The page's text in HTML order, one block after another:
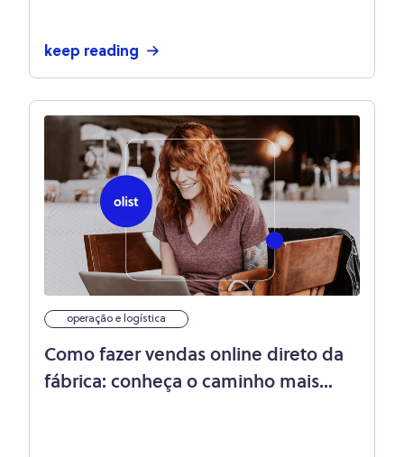
keep reading
operação e logística
Como fazer vendas online direto da
fábrica: conheça o caminho mais